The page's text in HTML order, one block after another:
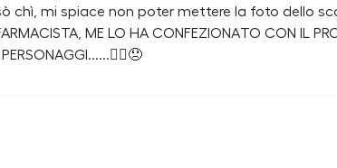
chì, mi spiace non poter mettere la foto dello
ME LO HA CONFEZIONATO CON IL